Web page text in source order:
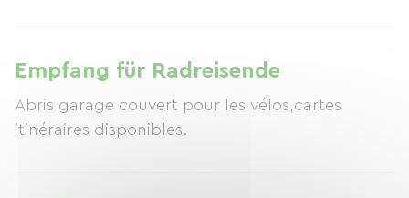
Waldstück mit Hängematten. Wer es lieber
sonnig mag, kann das Solarium auf der großen
Holzdachterrasse nutzen. Wir freuen uns auf
Ihren Besuch!
Empfang für Radreisende
Abris garage couvert pour les vélos,cartes
itinéraires disponibles.